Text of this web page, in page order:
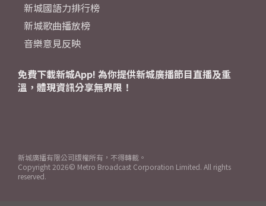
新城國語力排行榜
新城歌曲播放榜
音樂意見反映
免費下載新城App! 為你提供新城廣播節目直播及重
溫，體現資訊分享無界限！
新城廣播有限公司版權所有，不得轉載。
Copyright 2026© Metro Broadcast Corporation Limited. All rights
reserved.